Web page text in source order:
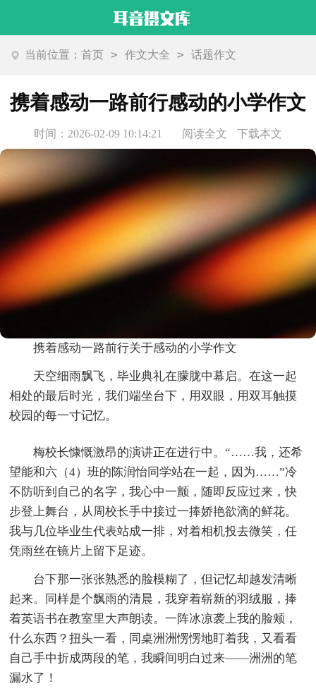
当前位置：首页 > 作文大全 > 话题作文
携着感动一路前行感动的小学作文
时间：2026-02-09 10:14:21 阅读全文 下载本文
携着感动一路前行关于感动的小学作文
天空细雨飘飞，毕业典礼在朦胧中幕启。在这一起
相处的最后时光，我们端坐台下，用双眼，用双耳触摸
校园的每一寸记忆。
梅校长慷慨激昂的演讲正在进行中。“……我，还希
望能和六（4）班的陈润怡同学站在一起，因为……”冷
不防听到自己的名字，我心中一颤，随即反应过来，快
步登上舞台，从周校长手中接过一捧娇艳欲滴的鲜花。
我与几位毕业生代表站成一排，对着相机投去微笑，任
凭雨丝在镜片上留下足迹。
台下那一张张熟悉的脸模糊了，但记忆却越发清晰
起来。同样是个飘雨的清晨，我穿着崭新的羽绒服，捧
着英语书在教室里大声朗读。一阵冰凉袭上我的脸颊，
什么东西？扭头一看，同桌洲洲愣愣地盯着我，又看看
自己手中折成两段的笔，我瞬间明白过来——洲洲的笔
漏水了！